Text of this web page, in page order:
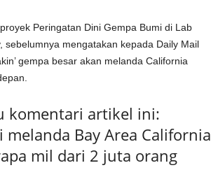
Peringatan Dini Gempa Bumi di Lab
sebelumnya mengatakan kepada Daily Mail
gempa besar akan melanda California
komentari artikel ini:
melanda Bay Area California
mil dari 2 juta orang